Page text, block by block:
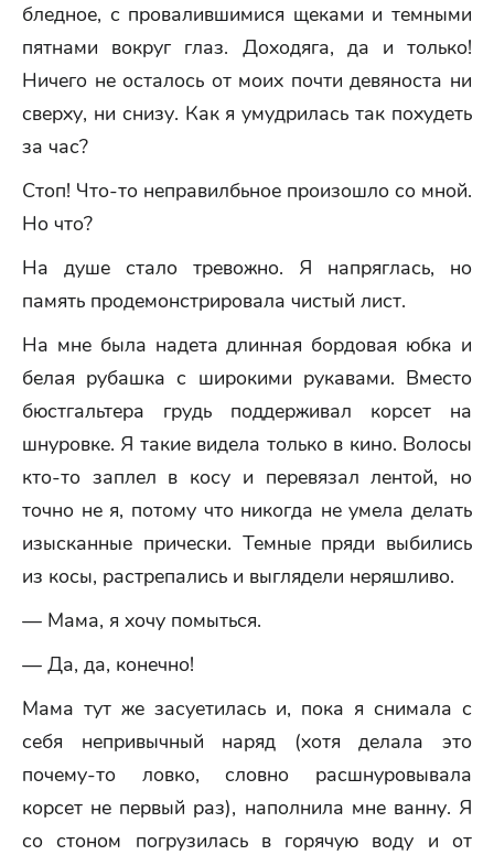
бледное, с провалившимися щеками и темными
пятнами вокруг глаз. Доходяга, да и только!
Ничего не осталось от моих почти девяноста ни
сверху, ни снизу. Как я умудрилась так похудеть
за час?
Стоп! Что-то неправилбьное произошло со мной.
Но что?
На душе стало тревожно. Я напряглась, но
память продемонстрировала чистый лист.
На мне была надета длинная бордовая юбка и
белая рубашка с широкими рукавами. Вместо
бюстгальтера грудь поддерживал корсет на
шнуровке. Я такие видела только в кино. Волосы
кто-то заплел в косу и перевязал лентой, но
точно не я, потому что никогда не умела делать
изысканные прически. Темные пряди выбились
из косы, растрепались и выглядели неряшливо.
— Мама, я хочу помыться.
— Да, да, конечно!
Мама тут же засуетилась и, пока я снимала с
себя непривычный наряд (хотя делала это
почему-то ловко, словно расшнуровывала
корсет не первый раз), наполнила мне ванну. Я
со стоном погрузилась в горячую воду и от